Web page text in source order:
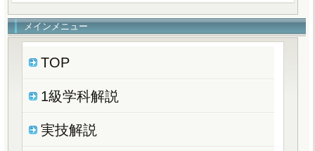
メインメニュー
TOP
1級学科解説
実技解説